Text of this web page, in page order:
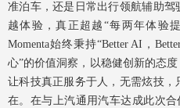
准泊车，还是日常出行领航辅助
越体验，真正超越“每两年体验
Momenta始终秉持“Better AI，
心”的价值洞察，以稳健创新的态
让科技真正服务于人，无需炫技
在。在与上汽通用汽车达成此次合